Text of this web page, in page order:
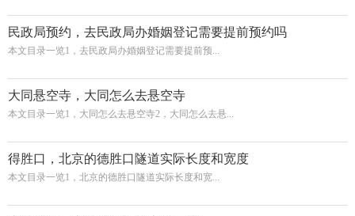
民政局预约，去民政局办婚姻登记需要提前预约吗
本文目录一览1，去民政局办婚姻登记需要提前预...
大同悬空寺，大同怎么去悬空寺
本文目录一览1，大同怎么去悬空寺2，大同怎么去悬...
得胜口，北京的德胜口隧道实际长度和宽度
本文目录一览1，北京的德胜口隧道实际长度和宽...